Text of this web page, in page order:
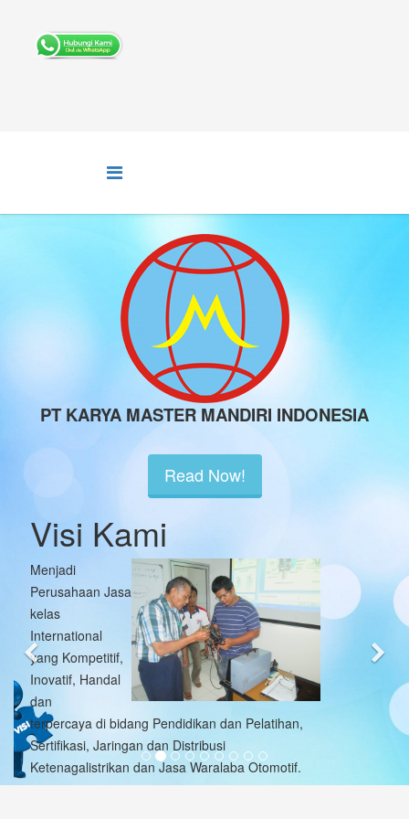
PT KARYA MASTER MANDIRI INDONESIA
Read Now!
Misi Kami
Menciptakan nilai ekonomi kepada
pemangku kepentingan terutama
pelanggan melalui layanan jasa pendidikan
dan pelatihan, sertifikasi bidang otomotif,
alat-alat berat, teknik Keselamatan dan
Kesehatan Kerja (K3), ketenagalistrikan,
penunjang migas, penunjang mineral dan
batubara, teknologi informasi terapan,
konsultasi serta jasa-jasa terkait lainnya
untuk menjamin kepastian berusaha
Melayanai jasa pekerjaan jaringan